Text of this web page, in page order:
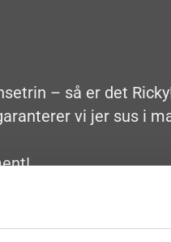
– så er det
vi jer sus i